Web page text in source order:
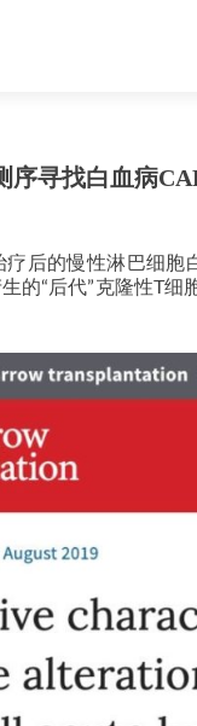
序寻找白血病
后的慢性淋巴细
的“后代”克隆性T